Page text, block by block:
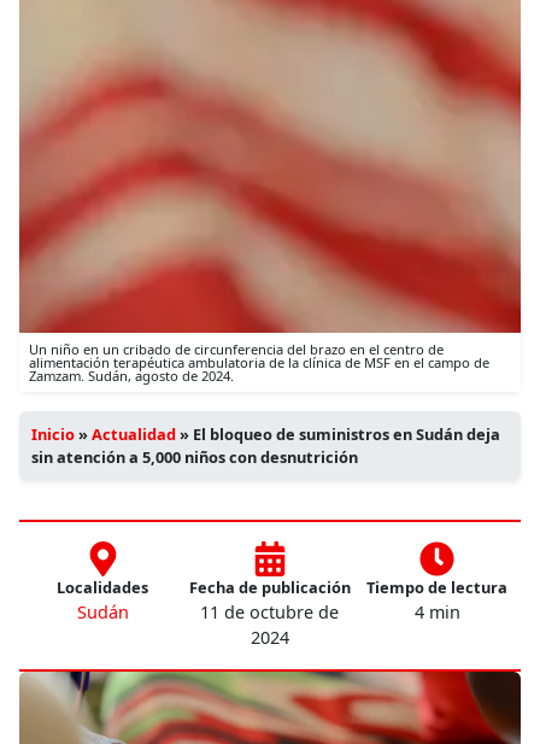
Un niño en un cribado de circunferencia del brazo en el centro de
alimentación terapéutica ambulatoria de la clínica de MSF en el campo de
Zamzam. Sudán, agosto de 2024.
Inicio»Actualidad» El bloqueo de suministros en Sudán deja
sin atención a 5,000 niños con desnutrición
Localidades
Sudán
Fecha de publicación
11 de octubre de
2024
Tiempo de lectura
4 min